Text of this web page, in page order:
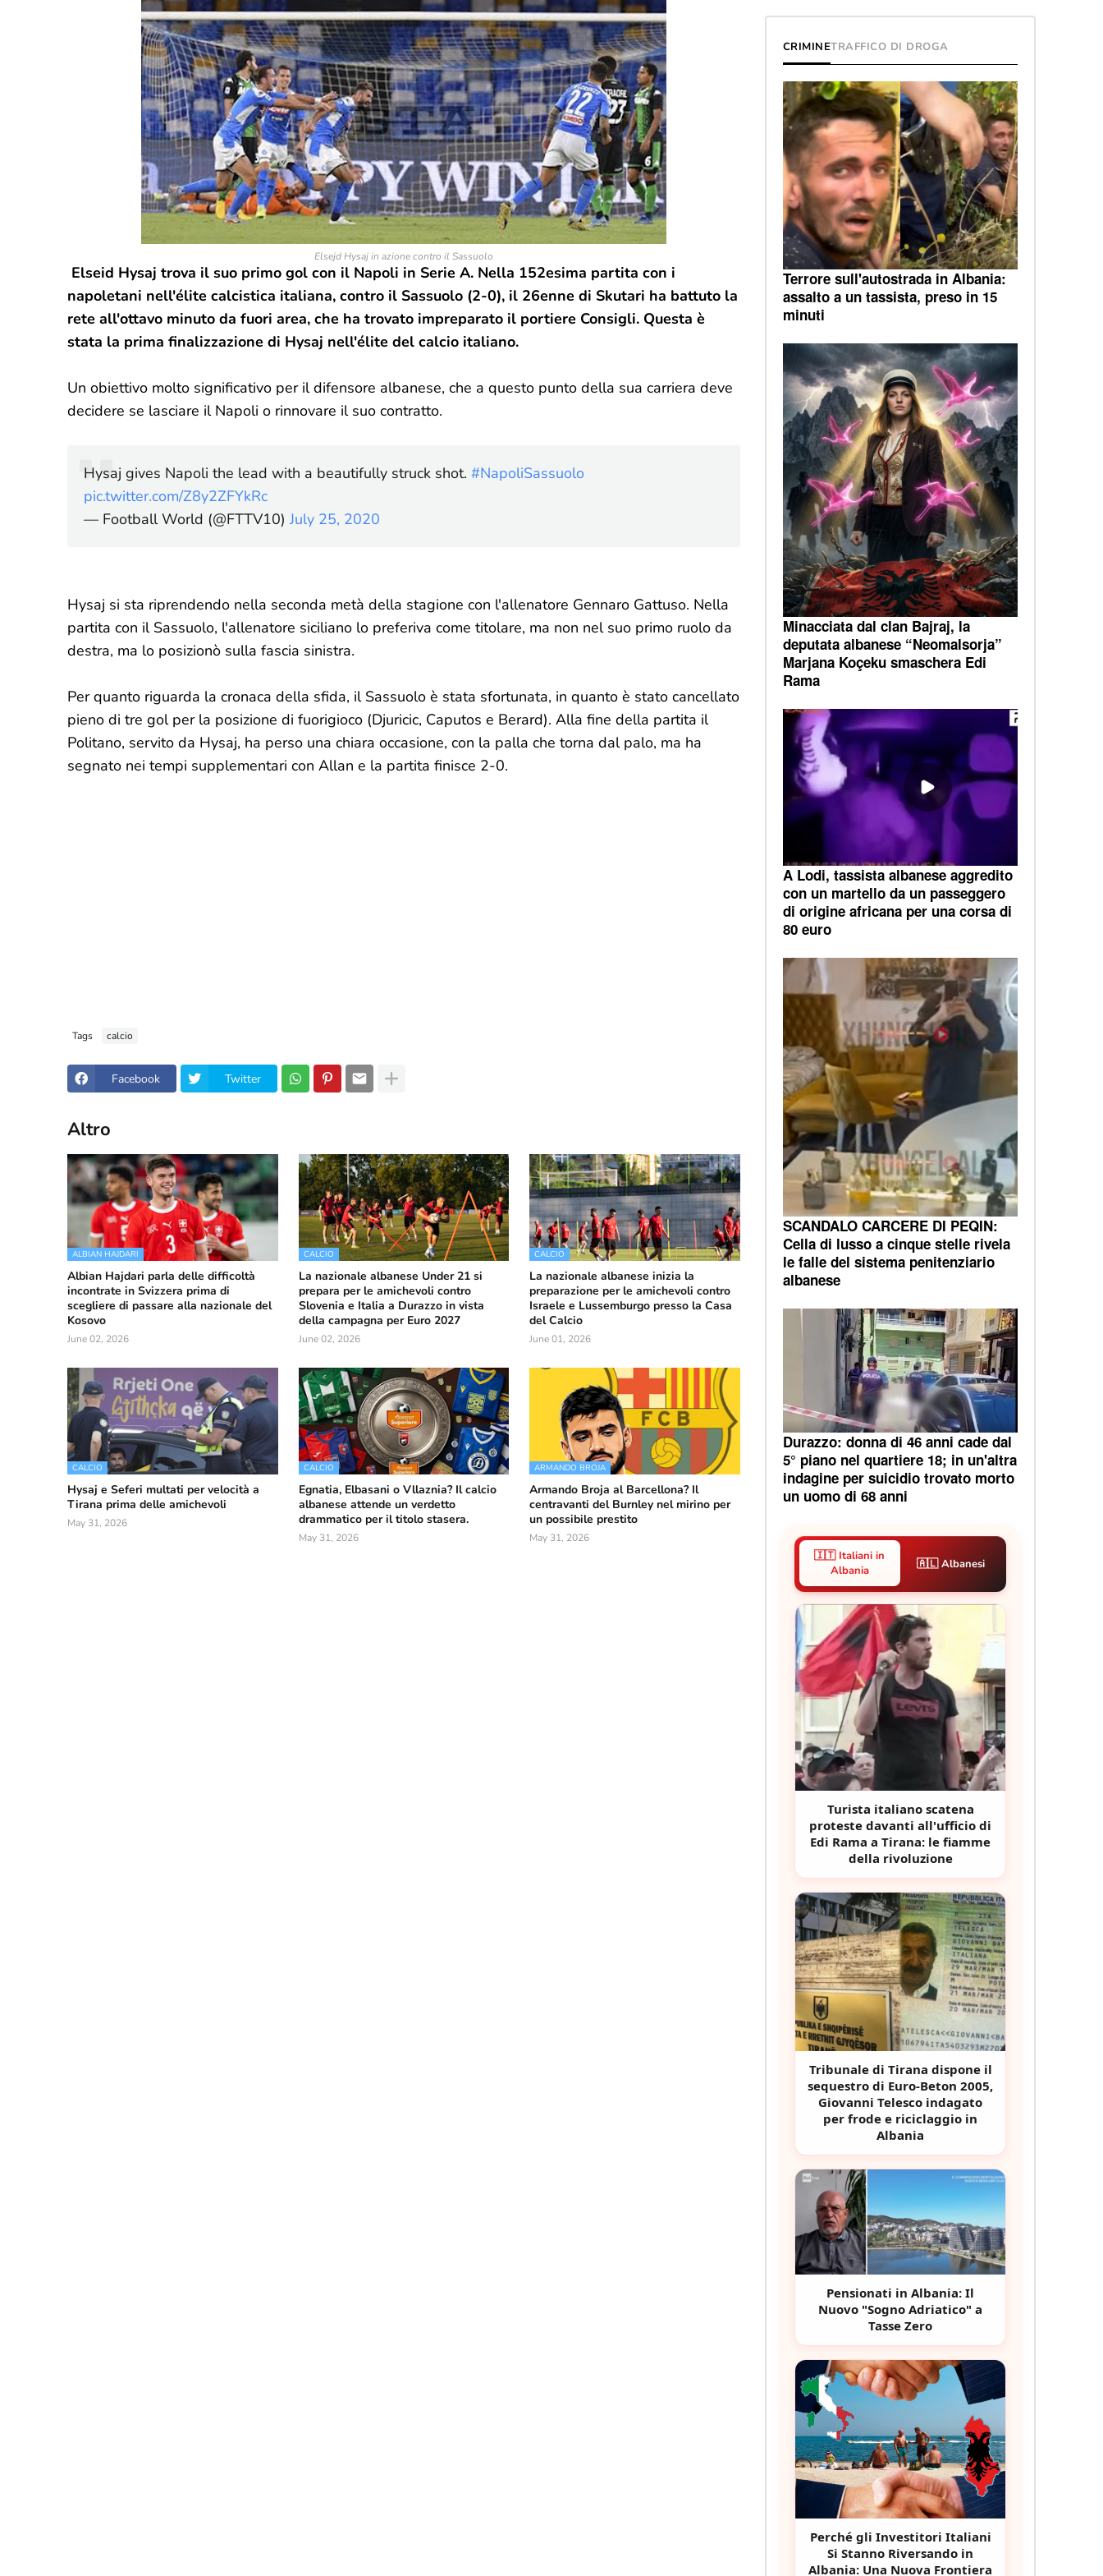
Elsejd Hysaj in azione contro il Sassuolo
Elseid Hysaj trova il suo primo gol con il Napoli in Serie A. Nella 152esima partita con i
napoletani nell'élite calcistica italiana, contro il Sassuolo (2-0), il 26enne di Skutari ha battuto la
rete all'ottavo minuto da fuori area, che ha trovato impreparato il portiere Consigli. Questa è
stata la prima finalizzazione di Hysaj nell'élite del calcio italiano.
Un obiettivo molto significativo per il difensore albanese, che a questo punto della sua carriera deve
decidere se lasciare il Napoli o rinnovare il suo contratto.
Hysaj gives Napoli the lead with a beautifully struck shot. #NapoliSassuolo
pic.twitter.com/Z8y2ZFYkRc
— Football World (@FTTV10) July 25, 2020
Hysaj si sta riprendendo nella seconda metà della stagione con l'allenatore Gennaro Gattuso. Nella
partita con il Sassuolo, l'allenatore siciliano lo preferiva come titolare, ma non nel suo primo ruolo da
destra, ma lo posizionò sulla fascia sinistra.
Per quanto riguarda la cronaca della sfida, il Sassuolo è stata sfortunata, in quanto è stato cancellato
pieno di tre gol per la posizione di fuorigioco (Djuricic, Caputos e Berard). Alla fine della partita il
Politano, servito da Hysaj, ha perso una chiara occasione, con la palla che torna dal palo, ma ha
segnato nei tempi supplementari con Allan e la partita finisce 2-0.
Tags calcio
Facebook Twitter
Altro
ALBIAN HAJDARI
Albian Hajdari parla delle difficoltà
incontrate in Svizzera prima di
scegliere di passare alla nazionale del
Kosovo
June 02, 2026
CALCIO
La nazionale albanese Under 21 si
prepara per le amichevoli contro
Slovenia e Italia a Durazzo in vista
della campagna per Euro 2027
June 02, 2026
CALCIO
La nazionale albanese inizia la
preparazione per le amichevoli contro
Israele e Lussemburgo presso la Casa
del Calcio
June 01, 2026
CALCIO
Hysaj e Seferi multati per velocità a
Tirana prima delle amichevoli
May 31, 2026
CALCIO
Egnatia, Elbasani o Vllaznia? Il calcio
albanese attende un verdetto
drammatico per il titolo stasera.
May 31, 2026
ARMANDO BROJA
Armando Broja al Barcellona? Il
centravanti del Burnley nel mirino per
un possibile prestito
May 31, 2026
CRIMINETRAFFICO DI DROGA
Terrore sull'autostrada in Albania:
assalto a un tassista, preso in 15
minuti
Minacciata dal clan Bajraj, la
deputata albanese “Neomalsorja”
Marjana Koçeku smaschera Edi
Rama
A Lodi, tassista albanese aggredito
con un martello da un passeggero
di origine africana per una corsa di
80 euro
SCANDALO CARCERE DI PEQIN:
Cella di lusso a cinque stelle rivela
le falle del sistema penitenziario
albanese
Durazzo: donna di 46 anni cade dal
5° piano nel quartiere 18; in un'altra
indagine per suicidio trovato morto
un uomo di 68 anni
🇮🇹 Italiani in
Albania
🇦🇱 Albanesi
Turista italiano scatena
proteste davanti all'ufficio di
Edi Rama a Tirana: le fiamme
della rivoluzione
Tribunale di Tirana dispone il
sequestro di Euro-Beton 2005,
Giovanni Telesco indagato
per frode e riciclaggio in
Albania
Pensionati in Albania: Il
Nuovo "Sogno Adriatico" a
Tasse Zero
Perché gli Investitori Italiani
Si Stanno Riversando in
Albania: Una Nuova Frontiera